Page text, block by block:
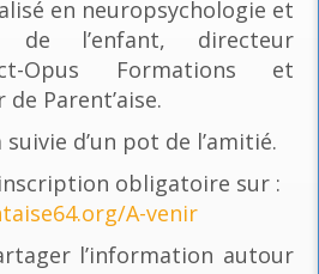
en neuropsychologie et
de l’enfant, directeur
Opus Formations et
Parent’aise.
d’un pot de l’amitié.
obligatoire sur :
A-venir
l’information autour